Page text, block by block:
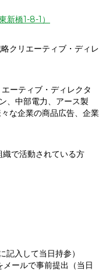
新橋1-8-1）
クリエーティブ・ディレ
ーティブ・ディレクタ
、中部電力、アース製
な企業の商品広告、企業
で活動されている方
入して当日持参）
ールで事前提出（当日